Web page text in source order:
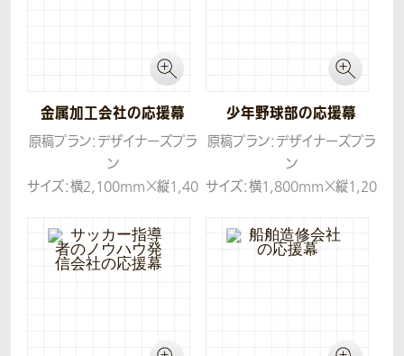
金属加工会社の応援幕
原稿プラン：デザイナーズプラ
ン
サイズ：横2,100mm×縦1,40
生地：帆布
コンセプト：チーム名、ロゴ、社
名それぞれが目立つように色
少年野球部の応援幕
原稿プラン：デザイナーズプラ
ン
サイズ：横1,800mm×縦1,20
生地：帆布
コンセプト：お客様のデザイン
柄を入れてレイアウトしたもの